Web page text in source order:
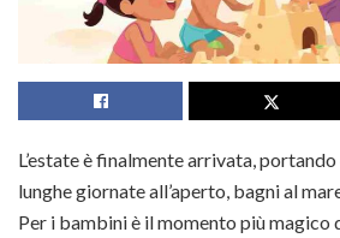
L’estate è finalmente arrivata,
lunghe giornate all’aperto, bagni al
Per i bambini è il momento più magico